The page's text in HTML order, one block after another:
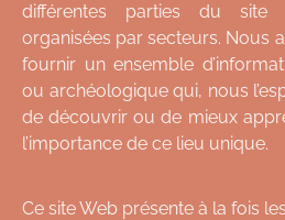
différentes parties du site
organisées par secteurs. Nous
fournir un ensemble
ou archéologique qui, nous
de découvrir ou de mieux
l’importance de ce lieu unique.
Ce site Web présente à la fois